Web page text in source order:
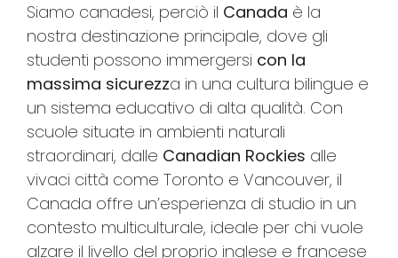
Siamo canadesi, perciò il Canada è la
nostra destinazione principale, dove gli
studenti possono immergersi con la
massima sicurezza in una cultura bilingue e
un sistema educativo di alta qualità. Con
scuole situate in ambienti naturali
straordinari, dalle Canadian Rockies alle
vivaci città come Toronto e Vancouver, il
Canada offre un’esperienza di studio in un
contesto multiculturale, ideale per chi vuole
alzare il livello del proprio inglese e francese